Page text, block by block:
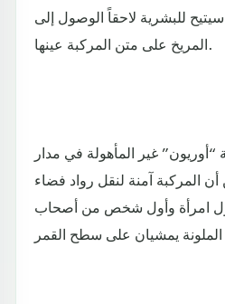
للبشرية لاحقاً الوصول إلى
المريخ على متن المركبة عينها.
غير المأهولة في مدار
المركبة آمنة لنقل رواد فضاء
امرأة وأول شخص من أصحاب